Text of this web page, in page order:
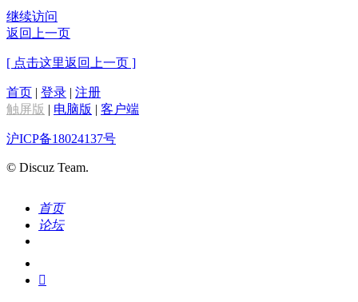
继续访问
返回上一页
[ 点击这里返回上一页 ]
首页 | 登录 | 注册
触屏版 | 电脑版 | 客户端
沪ICP备18024137号
© Discuz Team.
首页
论坛
我的
